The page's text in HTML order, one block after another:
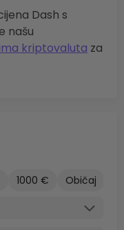
Dash s
našu
kriptovaluta za
1000 €
Običaj